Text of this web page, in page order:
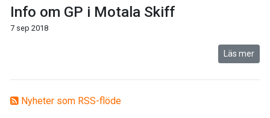
Nyheter som RSS-flöde
Info om GP i Motala Skiff
7 sep 2018
Läs mer